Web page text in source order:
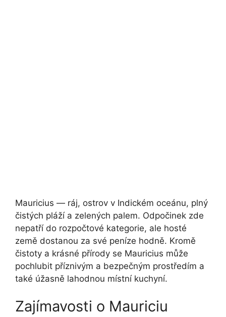
Mauricius — ráj, ostrov v Indickém oceánu, plný
čistých pláží a zelených palem. Odpočinek zde
nepatří do rozpočtové kategorie, ale hosté
země dostanou za své peníze hodně. Kromě
čistoty a krásné přírody se Mauricius může
pochlubit příznivým a bezpečným prostředím a
také úžasně lahodnou místní kuchyní.
Zajímavosti o Mauriciu